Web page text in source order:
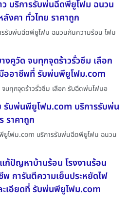
บริการรับพ่นฉีดพียูโฟม ฉนวน
งคา ทั่วไทย ราคาถูก
รับพ่นฉีดพียูโฟม ฉนวนกันความร้อน โฟม
คูวัด จบทุกจุดร้าวรั่วซึม เลือก
ออาชีพที่ รับพ่นพียูโฟม.com
บทุกจุดร้าวรั่วซึม เลือก รับฉีดพ่นโฟมอ
รับพ่นพียูโฟม.com บริการรับพ่น
ราคาถูก
ยูโฟม.com บริการรับพ่นฉีดพียูโฟม ฉนวน
ปัญหาบ้านร้อน โรงงานร้อน
การันตีความเย็นประหยัดไฟ
เอียดที่ รับพ่นพียูโฟม.com